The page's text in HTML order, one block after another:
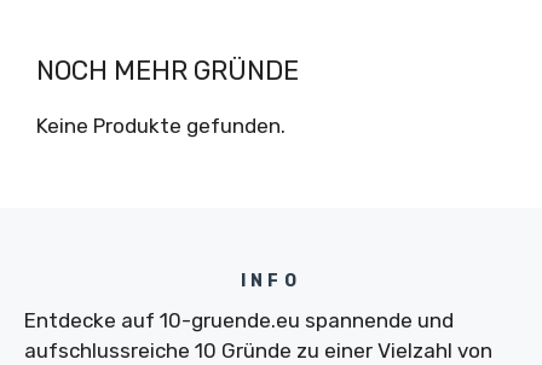
NOCH MEHR GRÜNDE
Keine Produkte gefunden.
INFO
Entdecke auf 10-gruende.eu spannende und
aufschlussreiche 10 Gründe zu einer Vielzahl von